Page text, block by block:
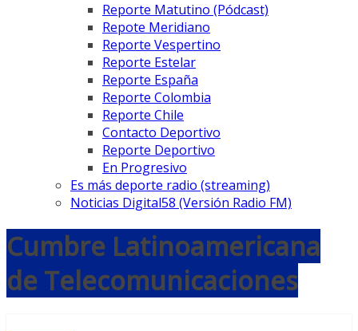
Reporte Matutino (Pódcast)
Repote Meridiano
Reporte Vespertino
Reporte Estelar
Reporte España
Reporte Colombia
Reporte Chile
Contacto Deportivo
Reporte Deportivo
En Progresivo
Es más deporte radio (streaming)
Noticias Digital58 (Versión Radio FM)
Cumbre Latinoamericana
de Telecomunicaciones